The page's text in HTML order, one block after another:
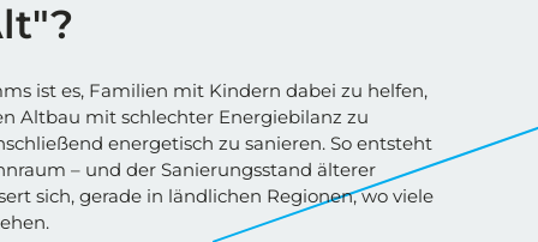
ist es, Familien mit Kindern dabei zu helfen,
Altbau mit schlechter Energiebilanz zu
energetisch zu sanieren. So entsteht
– und der Sanierungsstand älterer
sich, gerade in ländlichen Regionen, wo viele